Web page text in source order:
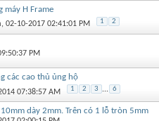
máy H Frame
‎, 02-10-2017 02:41:01 PM 1 2
PM
các cao thủ ủng hộ
07:38:57 AM 1 2 3 ... 6
dày 2mm. Trên có 1 lỗ tròn 5mm